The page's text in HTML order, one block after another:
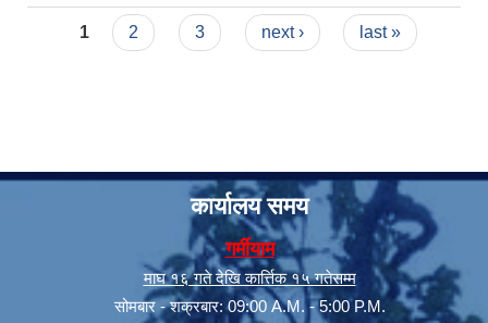
Pages
1 2 3 next › last »
कार्यालय समय
गर्मीयाम
माघ १६ गते देखि कार्त्तिक १५ गतेसम्म
सोमबार - शक्रबार: 09:00 A.M. - 5:00 P.M.